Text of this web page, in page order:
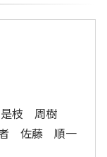
枝 周樹
者 佐藤 順一